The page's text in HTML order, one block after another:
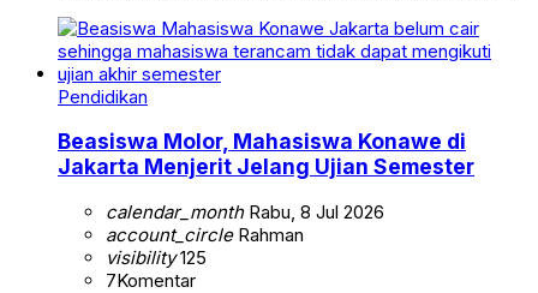
Pendidikan
Beasiswa Molor, Mahasiswa Konawe di
Jakarta Menjerit Jelang Ujian Semester
calendar_monthRabu, 8 Jul 2026
account_circleRahman
visibility125
7Komentar